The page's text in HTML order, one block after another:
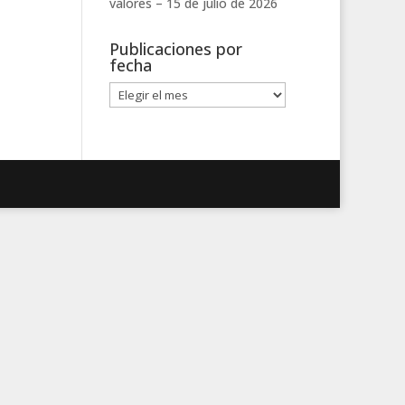
Publicaciones por
fecha
Publicaciones
por